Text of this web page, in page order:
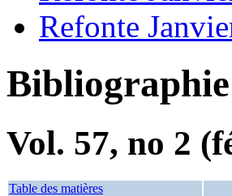
Refonte
Vol. 57, no 2
Table des matières